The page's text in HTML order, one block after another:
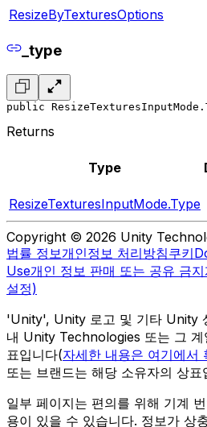
ResizeByTexturesOptions
_type
public
Returns
Type
ResizeTexturesInputMode.Type
Copyright © 2026 Unity
법률 정보개인정보 처리방침쿠키
Use개인 정보 판매 또는 공유 금지
설정)
'Unity', Unity 로고 및 기타 Unity
내 Unity Technologies 또는 그 계
표입니다(자세한 내용은 여기에서
또는 브랜드는 해당 소유자의 상표
일부 페이지는 편의를 위해 기계
용이 있을 수 있습니다. 정보가 상